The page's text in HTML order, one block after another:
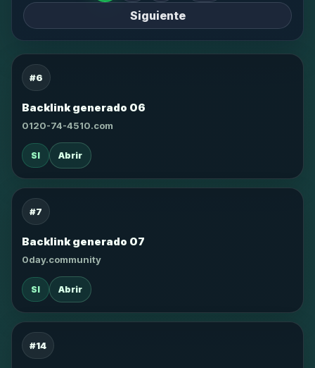
Siguiente
#6
Backlink generado 06
0120-74-4510.com
SI Abrir
#7
Backlink generado 07
0day.community
SI Abrir
#14